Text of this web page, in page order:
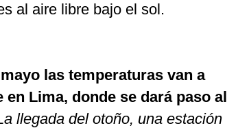
al aire libre bajo el sol.
las temperaturas van a
Lima, donde se dará paso al
llegada del otoño, una estación